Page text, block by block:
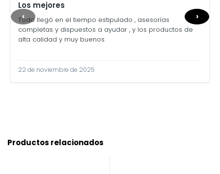
Los mejores
Todo llegó en el tiempo estipulado , asesorías
completas y dispuestos a ayudar , y los productos de
alta calidad y muy buenos
22 de noviembre de 2025
‹ ›
Productos relacionados